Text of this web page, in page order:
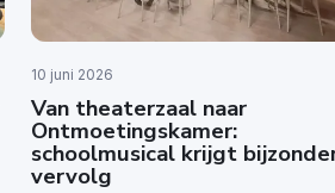
10 juni 2026
Van theaterzaal naar
Ontmoetingskamer:
schoolmusical krijgt
vervolg